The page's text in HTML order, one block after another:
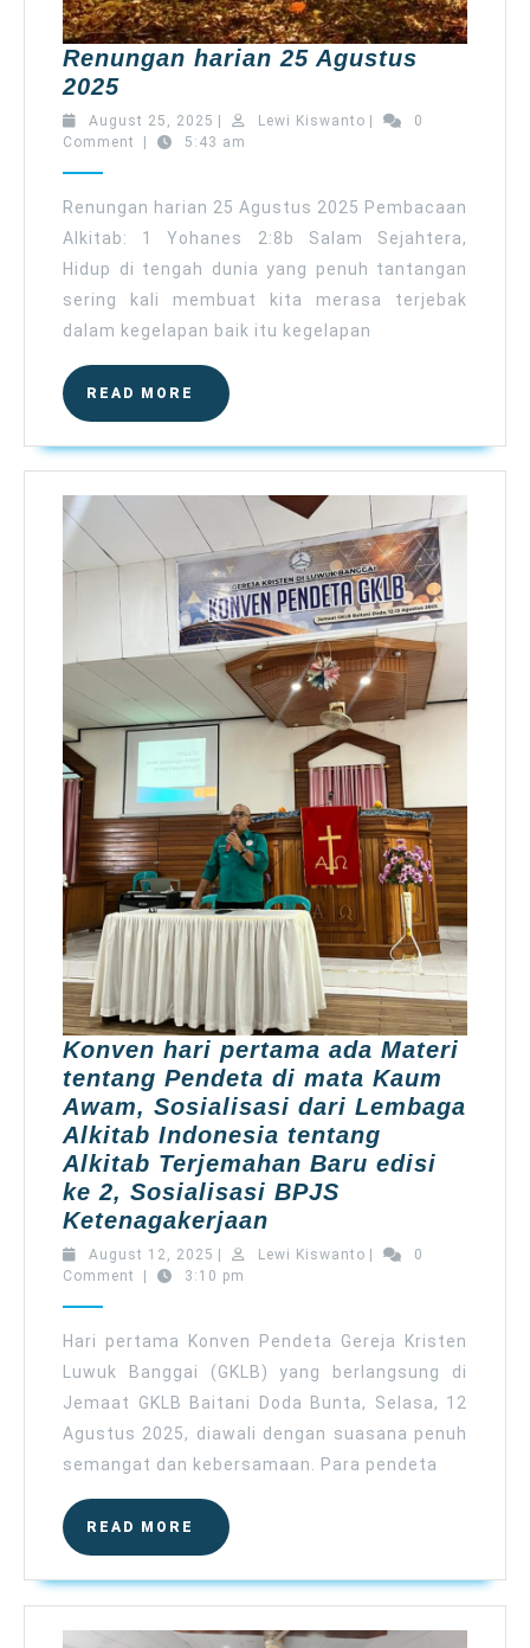
Renungan harian 25 Agustus
2025Renungan
harian
25
2025
August 25, 2025 August
25,
Lewi KiswantoLewi
0
Comment
5:43 am
Renungan harian 25 Agustus 2025 Pembacaan
Alkitab: 1 Yohanes 2:8b Salam Sejahtera,
Hidup di tengah dunia yang penuh tantangan
sering kali membuat kita merasa terjebak
dalam kegelapan baik itu kegelapan
READ MORE
READ
MORE
Konven hari pertama ada Materi
tentang Pendeta di mata Kaum
Awam, Sosialisasi dari Lembaga
Alkitab Indonesia tentang
Alkitab Terjemahan Baru edisi
ke 2, Sosialisasi BPJS
Ketenagakerjaan
hari
Materi
tentang
Pendeta
mata
Kaum
Lembaga
August 12, 2025 August
12,
Lewi KiswantoLewi
0
Comment
3:10 pm
Hari pertama Konven Pendeta Gereja Kristen
Luwuk Banggai (GKLB) yang berlangsung di
Jemaat GKLB Baitani Doda Bunta, Selasa, 12
Agustus 2025, diawali dengan suasana penuh
semangat dan kebersamaan. Para pendeta
READ MORE
READ
MORE